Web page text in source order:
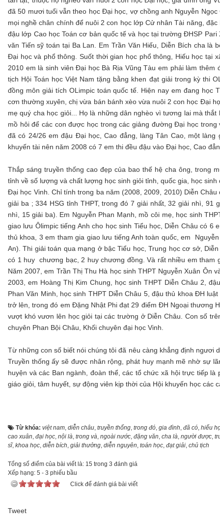
đã 50 mươi tuổi vẫn theo học Đại học, vợ chồng anh Nguyễn
mọi nghề chân chính để nuôi 2 con học lớp Cử nhân Tài năng,
đậu lớp Cao học Toán cơ bản quốc tế và học tại trường ĐHSP
văn Tiến sỹ toán tại Ba Lan. Em Trần Văn Hiếu, Diễn Bích cha
Đại học và phổ thông. Suốt thời gian học phổ thông, Hiếu học tại
2010 em là sinh viên Đại học Bà Rịa Vũng Tàu em phải làm
tịch Hội Toán học Việt Nam tặng bằng khen đạt giải trong kỳ thi
đồng môn giải tích OLimpic toán quốc tế. Hiện nay em đang học
cơn thường xuyên, chị vừa bán bánh xèo vừa nuôi 2 con học Đại
mẹ quý cha học giỏi... Họ là những dân nghèo vì tương lai mà
mồ hôi để các con được học trong các giảng đường Đại học
đã có 24/26 em đậu Đại học, Cao đẳng, làng Tân Cao, một
khuyến tài nên năm 2008 có 7 em thi đều đậu vào Đại học, Cao
Thắp sáng truyền thống cao đẹp của bao thế hệ cha ông, trong
tỉnh về số lượng và chất lượng học sinh giỏi tỉnh, quốc gia, học
Đại học Vinh. Chỉ tính trong ba năm (2008, 2009, 2010) Diễn
giải ba ; 334 HSG tỉnh THPT, trong đó 7 giải nhất, 32 giải nhì,
nhì, 15 giải ba). Em Nguyễn Phan Mạnh, mồ côi mẹ, học sinh
giao lưu Ôlimpic tiếng Anh cho học sinh Tiểu học, Diễn Châu có
thủ khoa, 3 em tham gia giao lưu tiếng Anh toàn quốc, em
An). Thi giải toán qua mạng ở bậc Tiểu học, Trung học cơ sở,
có 1 huy chương bạc, 2 huy chương đồng. Và rất nhiều em tham
Năm 2007, em Trần Thị Thu Hà học sinh THPT Nguyễn Xuân
2003, em Hoàng Thị Kim Chung, học sinh THPT Diễn Châu 2,
Phan Văn Minh, học sinh THPT Diễn Châu 5, đậu thủ khoa ĐH
trở lên, trong đó em Đặng Nhật Phi đạt 29 điểm ĐH Ngoại thương
vượt khó vươn lên học giỏi tại các trường ở Diễn Châu. Con số
chuyên Phan Bội Châu, Khối chuyên đại học Vinh.
Từ những con số biết nói chúng tôi đã nêu càng khẳng định ngươi
Truyền thống ấy sẽ được nhân rộng, phát huy mạnh mẽ nhờ sự
huyện và các Ban ngành, đoàn thể, các tổ chức xã hội trực tiếp
giáo giỏi, tâm huyết, sự động viên kịp thời của Hội khuyến học các
Từ khóa: việt nam, diễn châu, truyền thống, trong đó, gia đình, đã có, hiếu
cao xuân, đại học, nội là, trong và, ngoài nước, đặng văn, cha là, người được,
sĩ, khoa học, diễn bích, giải thưởng, diễn nguyên, toán học, đạt giải, chủ tịch
Tổng số điểm của bài viết là: 15 trong 3 đánh giá
Xếp hạng: 5 - 3 phiếu bầu
Click để đánh giá bài viết
Tweet